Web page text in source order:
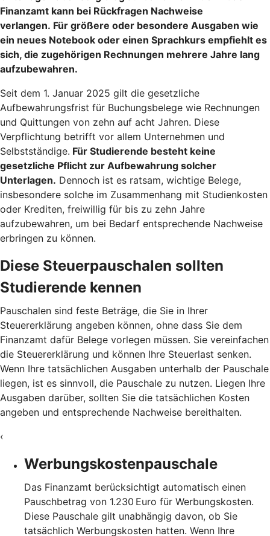
Finanzamt kann bei Rückfragen Nachweise
verlangen. Für größere oder besondere Ausgaben wie
ein neues Notebook oder einen Sprachkurs empfiehlt es
sich, die zugehörigen Rechnungen mehrere Jahre lang
aufzubewahren.
Seit dem 1. Januar 2025 gilt die gesetzliche
Aufbewahrungsfrist für Buchungsbelege wie Rechnungen
und Quittungen von zehn auf acht Jahren. Diese
Verpflichtung betrifft vor allem Unternehmen und
Selbstständige. Für Studierende besteht keine
gesetzliche Pflicht zur Aufbewahrung solcher
Unterlagen. Dennoch ist es ratsam, wichtige Belege,
insbesondere solche im Zusammenhang mit Studienkosten
oder Krediten, freiwillig für bis zu zehn Jahre
aufzubewahren, um bei Bedarf entsprechende Nachweise
erbringen zu können.
Diese Steuerpauschalen sollten
Studierende kennen
Pauschalen sind feste Beträge, die Sie in Ihrer
Steuererklärung angeben können, ohne dass Sie dem
Finanzamt dafür Belege vorlegen müssen. Sie vereinfachen
die Steuererklärung und können Ihre Steuerlast senken.
Wenn Ihre tatsächlichen Ausgaben unterhalb der Pauschale
liegen, ist es sinnvoll, die Pauschale zu nutzen. Liegen Ihre
Ausgaben darüber, sollten Sie die tatsächlichen Kosten
angeben und entsprechende Nachweise bereithalten.
‹
Werbungskostenpauschale
Das Finanzamt berücksichtigt automatisch einen
Pauschbetrag von 1.230 Euro für Werbungskosten.
Diese Pauschale gilt unabhängig davon, ob Sie
tatsächlich Werbungskosten hatten. Wenn Ihre